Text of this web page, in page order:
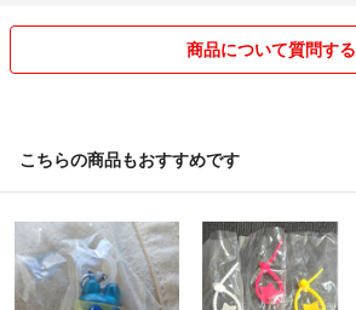
商品について質問する
こちらの商品もおすすめです